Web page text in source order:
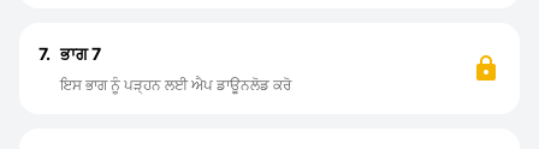
7. ਭਾਗ 7
ਇਸ ਭਾਗ ਨੂੰ ਪੜ੍ਹਨ ਲਈ ਐਪ ਡਾਊਨਲੋਡ ਕਰੋ